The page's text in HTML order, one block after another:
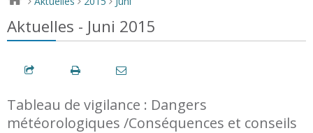
Aktuelles - Juni 2015
Tableau de vigilance : Dangers
météorologiques /Conséquences et conseils